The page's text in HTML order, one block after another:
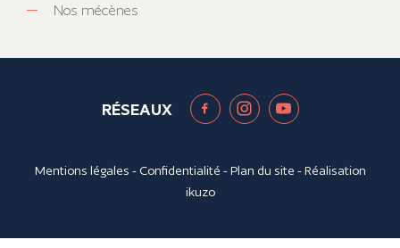
Nos mécènes
RÉSEAUX
Mentions légales - Confidentialité -Plan du site - Réalisation
ikuzo